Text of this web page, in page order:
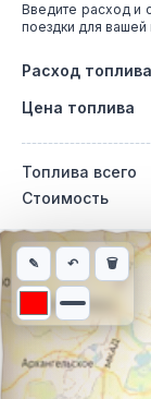
Введите расход и
поездки для
Расход топлива
Цена топлива
Топлива всего
Стоимость
Интерактивная
✎ ↶ 🗑